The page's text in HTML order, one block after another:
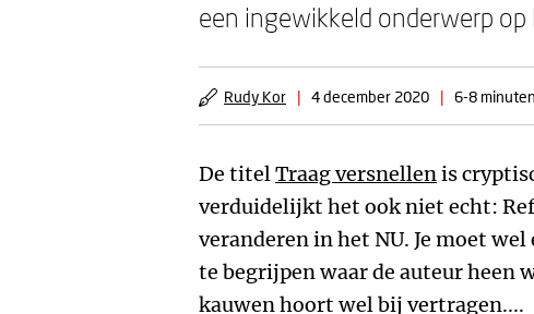
een ingewikkeld onderwerp
Rudy Kor | 4 december 2020 | 6-8
De titelTraag versnellenis
verduidelijkt het ook niet echt:
veranderen in het NU. Je moet
te begrijpen waar de auteur heen
kauwen hoort wel bij vertragen....